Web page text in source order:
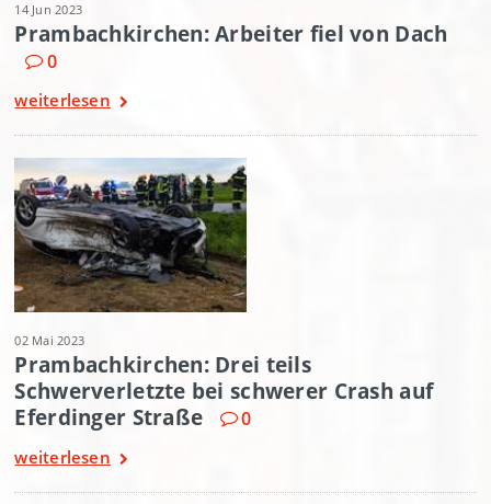
14 Jun 2023
Prambachkirchen: Arbeiter fiel von Dach
0
weiterlesen
02 Mai 2023
Prambachkirchen: Drei teils
Schwerverletzte bei schwerer Crash auf
Eferdinger Straße
0
weiterlesen